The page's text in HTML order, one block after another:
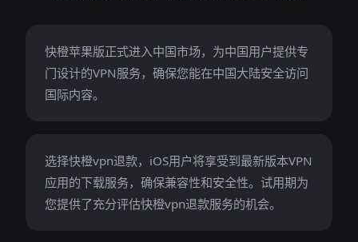
快橙苹果版正式进入中国市场，为中国用户提供专
门设计的VPN服务，确保您能在中国大陆安全访问
国际内容。
选择快橙vpn退款，iOS用户将享受到最新版本VPN
应用的下载服务，确保兼容性和安全性。试用期为
您提供了充分评估快橙vpn退款服务的机会。